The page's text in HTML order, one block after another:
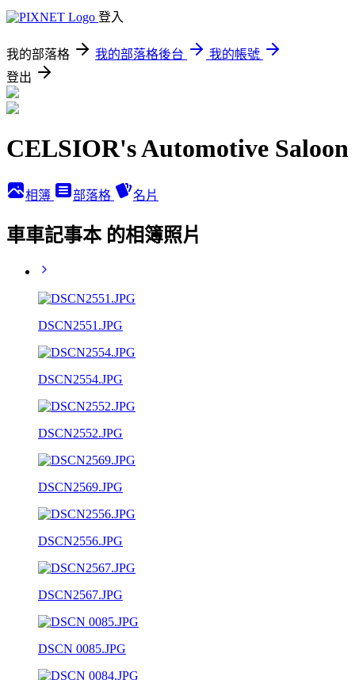
登入
我的部落格 我的部落格後台
我的帳號
登出
CELSIOR's Automotive Saloon
相簿 部落格 名片
車車記事本 的相簿照片
DSCN2551.JPG
DSCN2554.JPG
DSCN2552.JPG
DSCN2569.JPG
DSCN2556.JPG
DSCN2567.JPG
DSCN 0085.JPG